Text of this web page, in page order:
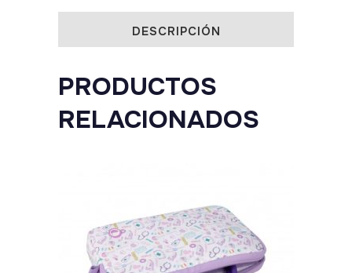
DESCRIPCIÓN
PRODUCTOS
RELACIONADOS